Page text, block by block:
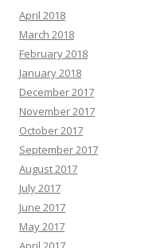
April 2018
March 2018
February 2018
January 2018
December 2017
November 2017
October 2017
September 2017
August 2017
July 2017
June 2017
May 2017